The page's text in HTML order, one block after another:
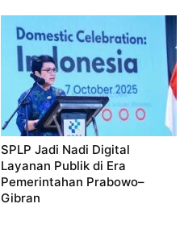
SPLP Jadi Nadi Digital
Layanan Publik di Era
Pemerintahan Prabowo–
Gibran